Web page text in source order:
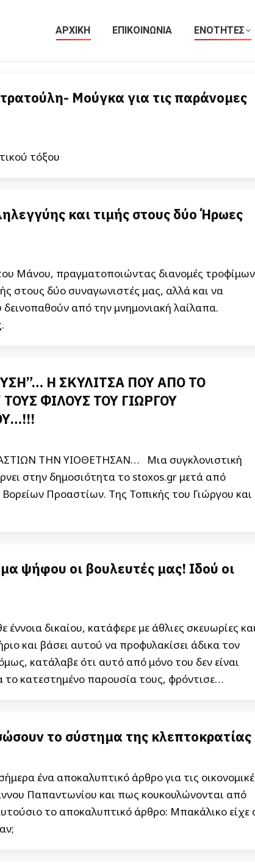
ΑΡΧΙΚΗ ΕΠΙΚΟΙΝΩΝΙΑ ΕΝΟΤΗΤΕΣ
Μούγκα για τις παράνομες
τόξου
και τιμής στους δύο Ήρωες
Μάνου, πραγματοποιώντας διανομές τροφίμων
στους δύο συναγωνιστές μας, αλλά και να
από την μνημονιακή λαίλαπα.
Η ΣΚΥΛΙΤΣΑ ΠΟΥ ΑΠΟ ΤΟ
ΦΙΛΟΥΣ ΤΟΥ ΓΙΩΡΓΟΥ
ΤΗΝ ΥΙΟΘΕΤΗΣΑΝ… Μια συγκλονιστική
στην δημοσιότητα το stoxos.gr μετά από
Προαστίων. Της Τοπικής του Γιώργου και
ψήφου οι βουλευτές μας! Ιδού οι
δικαίου, κατάφερε με άθλιες σκευωρίες
και βάσει αυτού να προφυλακίσει άδικα τον
κατάλαβε ότι αυτό από μόνο του δεν είναι
το κατεστημένο παρουσία τους, φρόντισε…
το σύστημα της κλεπτοκρατίας
ένα αποκαλυπτικό άρθρο για τις
Παπαντωνίου και πως κουκουλώνονται από
το αποκαλυπτικό άρθρο: Μπακάλικο είχε